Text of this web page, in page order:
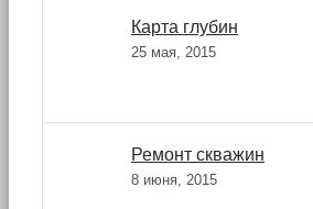
Карта глубин
25 мая, 2015
Ремонт скважин
8 июня, 2015